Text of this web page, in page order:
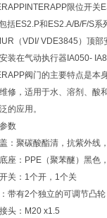
限位开关
括ES2.P和ES2.A/B/F/S
（VDI/ VDE3845）顶
装在气动执行器IA050-
阀门的主要特点是
修，适用于水、溶剂、酸
的应用。
数
：聚碳酸酯清，抗紫外线
座：PPE（聚苯醚）黑色
关：1个开，1个关
带有2个独立的可调节凸轮
头：M20 x1.5